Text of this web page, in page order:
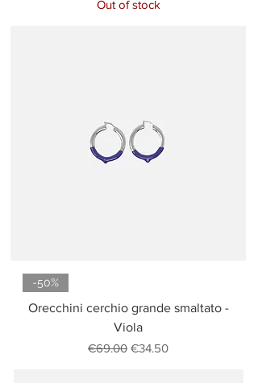
Out of stock
-50%
Orecchini cerchio grande smaltato -
Viola
Regular Price
€69.00 Sale Price
€34.50